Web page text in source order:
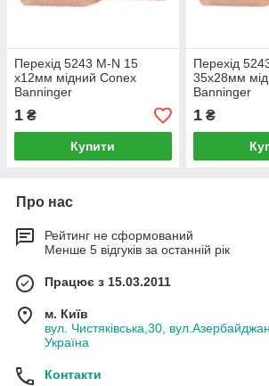
Перехід 5243 M-N 15
х12мм мідний Conex
Banninger
1 ₴
Купити
Перехід
35х28мм
Banninger
1₴
Про нас
Рейтинг не сформований
Менше 5 відгуків за останній рік
Працює з 15.03.2011
м. Київ
вул. Чистяківська,30,
Україна
Контакти